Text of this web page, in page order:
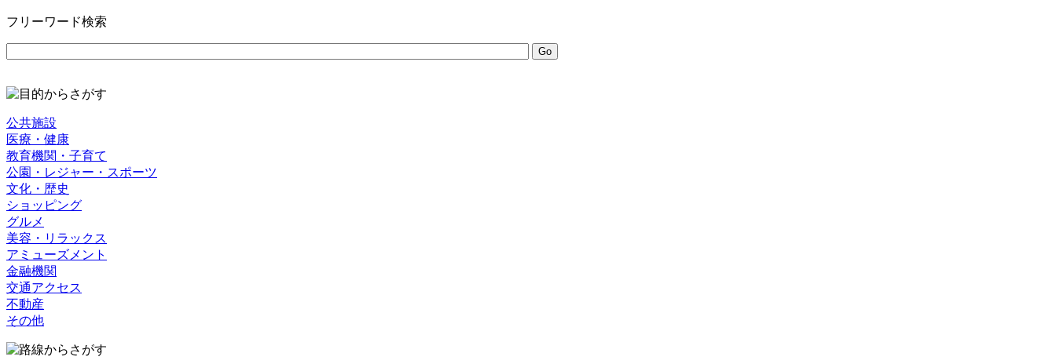
フリーワード検索
公共施設
医療・健康
教育機関・子育て
公園・レジャー・スポーツ
文化・歴史
ショッピング
グルメ
美容・リラックス
アミューズメント
金融機関
交通アクセス
不動産
その他